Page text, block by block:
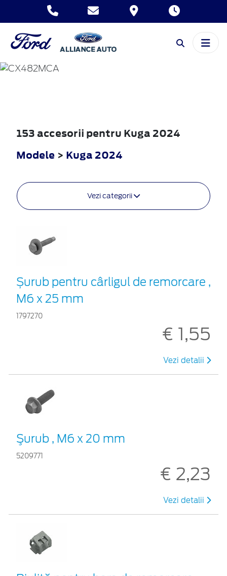
KUGA
153 accesorii pentru Kuga 2024
Modele > Kuga 2024
Vezi categorii
Șurub pentru cârligul de remorcare ,
M6 x 25 mm
1797270
€ 1,55
Vezi detalii
Şurub , M6 x 20 mm
5209771
€ 2,23
Vezi detalii